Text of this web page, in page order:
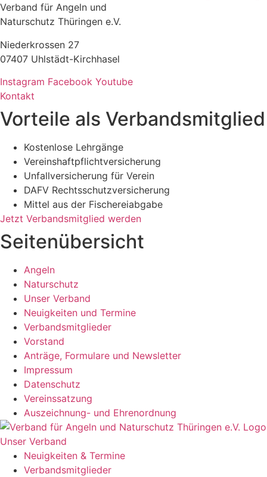
Verband für Angeln und
Naturschutz Thüringen e.V.
Niederkrossen 27
07407 Uhlstädt-Kirchhasel
Instagram Facebook Youtube
Kontakt
Vorteile als Verbandsmitglied
Kostenlose Lehrgänge
Vereinshaftpflichtversicherung
Unfallversicherung für Verein
DAFV Rechtsschutzversicherung
Mittel aus der Fischereiabgabe
Jetzt Verbandsmitglied werden
Seitenübersicht
Angeln
Naturschutz
Unser Verband
Neuigkeiten und Termine
Verbandsmitglieder
Vorstand
Anträge, Formulare und Newsletter
Impressum
Datenschutz
Vereinssatzung
Auszeichnung- und Ehrenordnung
Unser Verband
Neuigkeiten & Termine
Verbandsmitglieder